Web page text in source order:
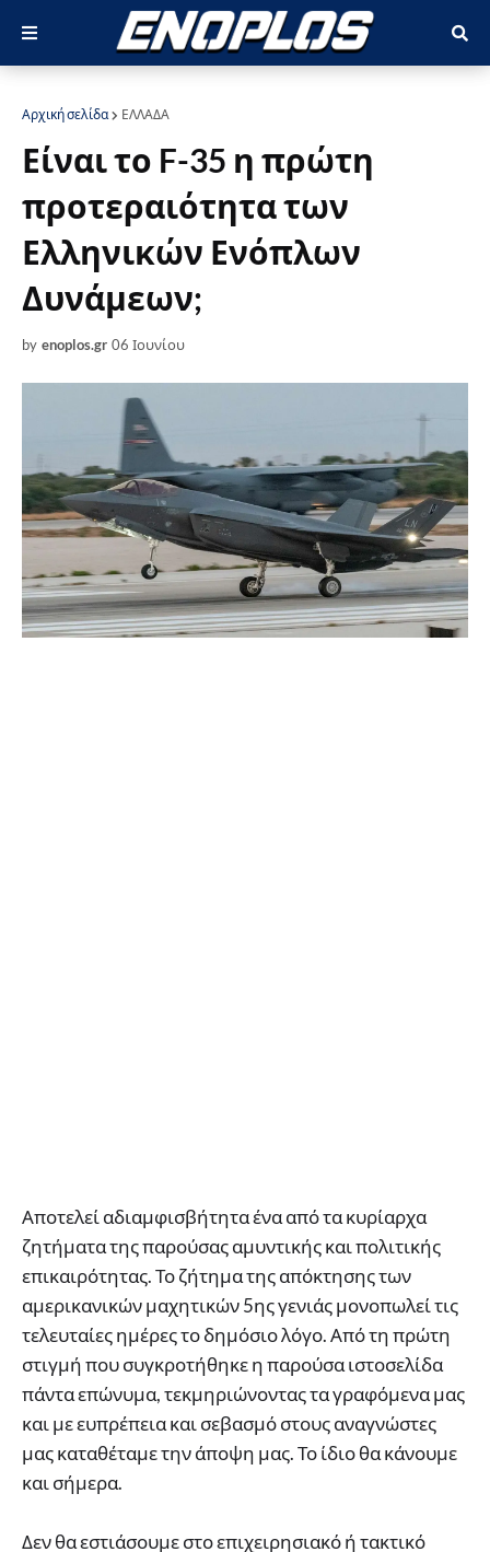
Αρχική σελίδα ΕΛΛΑΔΑ
Είναι το F-35 η πρώτη
προτεραιότητα των
Ελληνικών Ενόπλων
Δυνάμεων;
by enoplos.gr 06 Ιουνίου
Αποτελεί αδιαμφισβήτητα ένα από τα κυρίαρχα
ζητήματα της παρούσας αμυντικής και πολιτικής
επικαιρότητας. Το ζήτημα της απόκτησης των
αμερικανικών μαχητικών 5ης γενιάς μονοπωλεί τις
τελευταίες ημέρες το δημόσιο λόγο. Από τη πρώτη
στιγμή που συγκροτήθηκε η παρούσα ιστοσελίδα
πάντα επώνυμα, τεκμηριώνοντας τα γραφόμενα μας
και με ευπρέπεια και σεβασμό στους αναγνώστες
μας καταθέταμε την άποψη μας. Το ίδιο θα κάνουμε
και σήμερα.
Δεν θα εστιάσουμε στο επιχειρησιακό ή τακτικό